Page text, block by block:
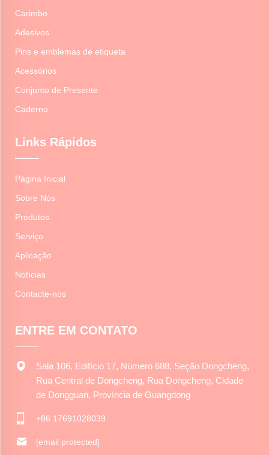
Carimbo
Adesivos
Pins e emblemas de etiqueta
Acessórios
Conjunto de Presente
Caderno
Links Rápidos
Página Inicial
Sobre Nós
Produtos
Serviço
Aplicação
Notícias
Contacte-nos
ENTRE EM CONTATO
Sala 106, Edifício 17, Número 688, Seção Dongcheng,
Rua Central de Dongcheng, Rua Dongcheng, Cidade
de Dongguan, Província de Guangdong
+86 17691028039
[email protected]